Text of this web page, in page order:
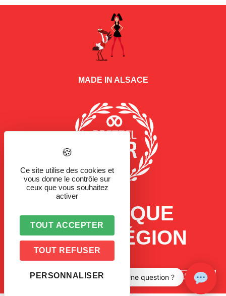
MADE IN ALSACE
LA MARQUE
D'UNE RÉGION
Une question ?
Ce site utilise des cookies et
vous donne le contrôle sur
ceux que vous souhaitez
activer
TOUT ACCEPTER
TOUT REFUSER
PERSONNALISER